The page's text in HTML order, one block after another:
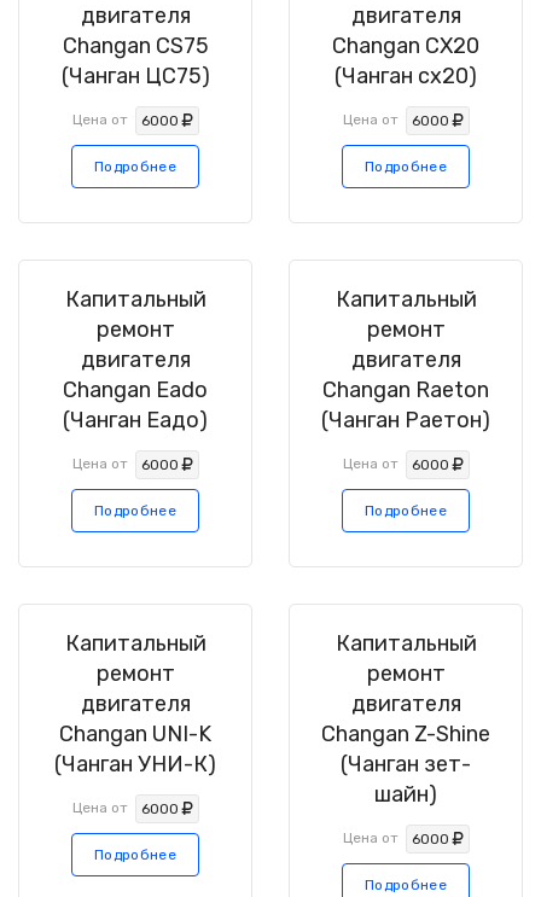
двигателя
Changan CS75
(Чанган ЦС75)
Цена от 6000
Подробнее
двигателя
Changan CX20
(Чанган сх20)
Цена от 6000
Подробнее
Капитальный
ремонт
двигателя
Changan Eado
(Чанган Еадо)
Цена от 6000
Подробнее
Капитальный
ремонт
двигателя
Changan Raeton
(Чанган Раетон)
Цена от 6000
Подробнее
Капитальный
ремонт
двигателя
Changan UNI-K
(Чанган УНИ-К)
Цена от 6000
Подробнее
Капитальный
ремонт
двигателя
Changan Z-Shine
(Чанган зет-
шайн)
Цена от 6000
Подробнее